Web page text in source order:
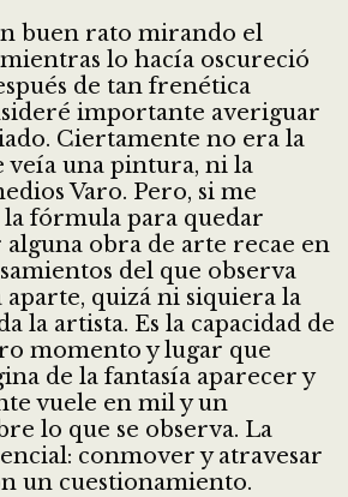
buen rato mirando el
lo hacía oscureció
de tan frenética
importante averiguar
Ciertamente no era la
veía una pintura, ni la
Varo. Pero, si me
fórmula para quedar
obra de arte recae en
del que observa
quizá ni siquiera la
la artista. Es la capacidad de
momento y lugar que
de la fantasía aparecer y
vuele en mil y un
lo que se observa. La
conmover y atravesar
un cuestionamiento.